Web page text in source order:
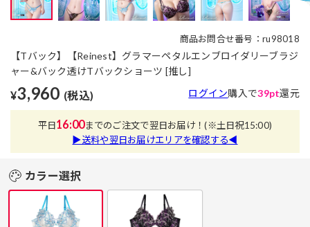
商品お問合せ番号：ru98018
【Tバック】【Reinest】グラマーペタルエンブロイダリーブラジ
ャー&バック透けTバックショーツ [推し]
¥3,960 (税込) ログイン購入で39pt還元
平日16:00までのご注文で翌日お届け！(※土日祝15:00)
▶送料や翌日お届けエリアを確認する◀
カラー選択